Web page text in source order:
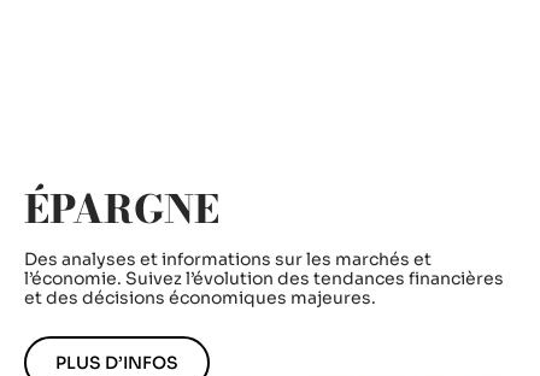
ÉPARGNE
Des analyses et informations sur les marchés et
l’économie. Suivez l’évolution des tendances financières
et des décisions économiques majeures.
PLUS D’INFOS